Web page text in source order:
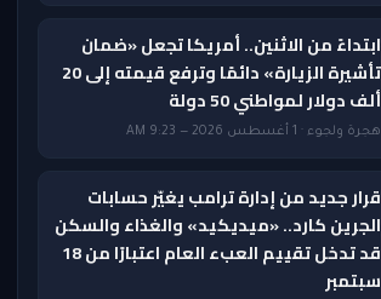
ابتداءً من الاثنين.. أمريكا تجعل «ضمان
تأشيرة الزيارة» دائمًا وترفع قيمته إلى 20
ألف دولار لمواطني 50 دولة
هجرة ولجوء · 1 أغسطس 2026 — 9:23 AM
قرار جديد من إدارة ترامب يغيّر حسابات
الجرين كارد.. «ميديكيد» والغذاء والسكن
قد تدخل تقييم العبء العام اعتبارًا من 18
سبتمبر